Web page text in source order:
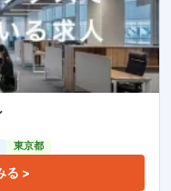
東京都
る >